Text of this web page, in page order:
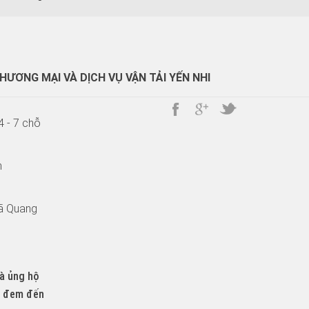
MẠI VÀ DỊCH VỤ VẬN TẢI YẾN NHI
- 7 chỗ
Quang
ủng hộ
đem đến